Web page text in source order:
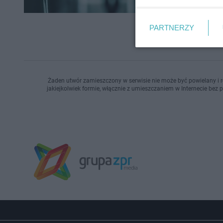
Żaden utwór zamieszczony w serwisie nie może być powielany
jakiejkolwiek formie, włącznie z umieszczaniem w Internecie
PARTNERZY